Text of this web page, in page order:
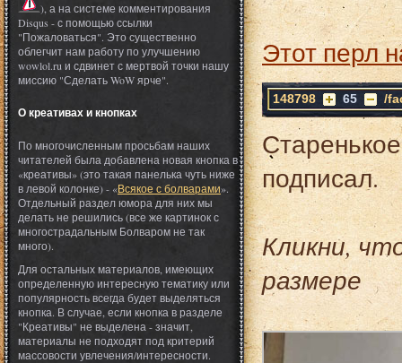
), а на системе комментирования
Disqus - с помощью ссылки
"Пожаловаться". Это существенно
облегчит нам работу по улучшению
wowlol.ru и сдвинет с мертвой точки нашу
миссию "Сделать WoW ярче".
О креативах и кнопках
По многочисленным просьбам наших
читателей была добавлена новая кнопка в
«креативы» (это такая панелька чуть ниже
в левой колонке) - «Всякое с болварами».
Отдельный раздел юмора для них мы
делать не решились (все же картинок с
многострадальным Болваром не так
много).
Для остальных материалов, имеющих
определенную интересную тематику или
популярность всегда будет выделяться
кнопка. В случае, если кнопка в разделе
"Креативы" не выделена - значит,
материалы не подходят под критерий
массовости увлечения/интересности.
Этот перл
148798 65 /
подписал.
Кликни,
размере